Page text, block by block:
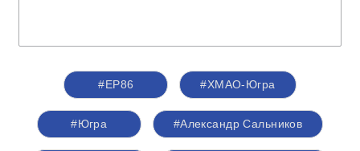
#ЕР86 #ХМАО-Югра
#Югра #Александр Сальников